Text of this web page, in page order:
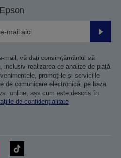
mail, vă dați consimțământul să
inclusiv realizarea de analize de piață
promoțiile și serviciile
de comunicare electronică, pe baza
online, așa cum este descris în
de confidențialitate